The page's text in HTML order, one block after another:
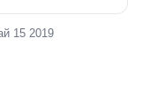
15 2019